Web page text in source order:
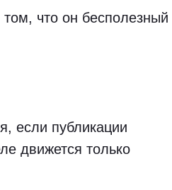
что он бесполезный
если публикации
движется только